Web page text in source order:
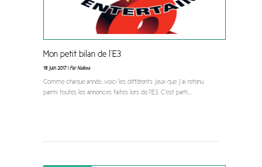
Mon petit bilan de l’E3
18 juin 2017 |Par Nalexa
Comme chaque année, voici les différents jeux que j’ai retenu
parmi toutes les annonces faites lors de l’E3. C’est parti...